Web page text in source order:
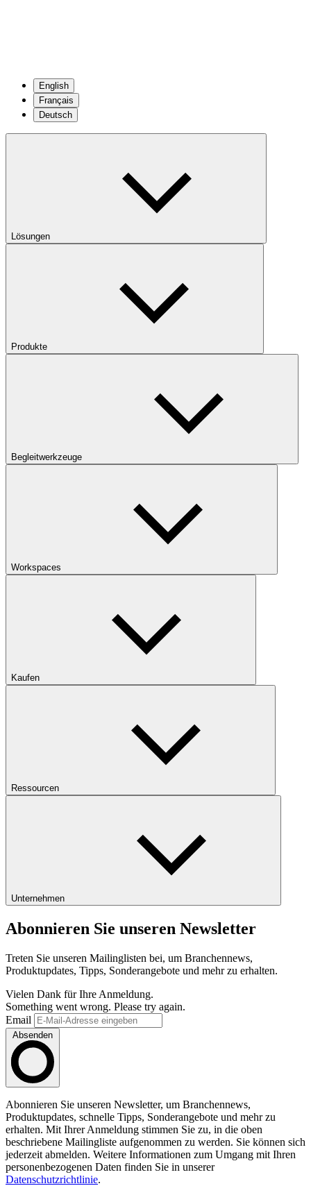
English
Français
Deutsch
Lösungen
Produkte
Begleitwerkzeuge
Workspaces
Kaufen
Ressourcen
Unternehmen
Abonnieren Sie unseren Newsletter
Treten Sie unseren Mailinglisten bei, um Branchennews,
Produktupdates, Tipps, Sonderangebote und mehr zu erhalten.
Vielen Dank für Ihre Anmeldung.
Something went wrong. Please try again.
Email
Absenden
Abonnieren Sie unseren Newsletter, um Branchennews,
Produktupdates, schnelle Tipps, Sonderangebote und mehr zu
erhalten. Mit Ihrer Anmeldung stimmen Sie zu, in die oben
beschriebene Mailingliste aufgenommen zu werden. Sie können sich
jederzeit abmelden. Weitere Informationen zum Umgang mit Ihren
personenbezogenen Daten finden Sie in unserer
Datenschutzrichtlinie.